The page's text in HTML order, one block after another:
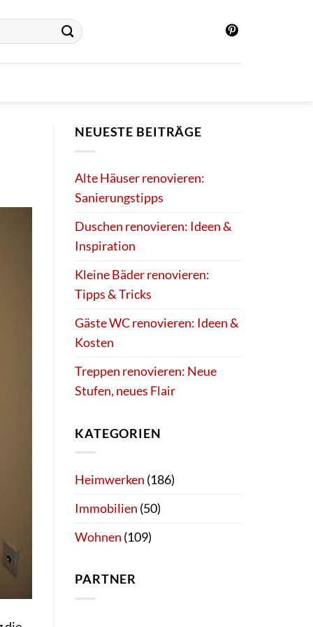
NEUESTE BEITRÄGE
Alte Häuser renovieren:
Sanierungstipps
Duschen renovieren: Ideen &
Inspiration
Kleine Bäder renovieren:
Tipps & Tricks
Gäste WC renovieren: Ideen &
Kosten
Treppen renovieren: Neue
Stufen, neues Flair
KATEGORIEN
Heimwerken (186)
Immobilien (50)
Wohnen (109)
PARTNER